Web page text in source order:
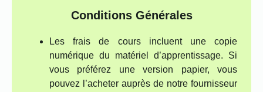
Conditions Générales
Les frais de cours incluent une copie
numérique du matériel d’apprentissage. Si
vous préférez une version papier, vous
pouvez l’acheter auprès de notre fournisseur